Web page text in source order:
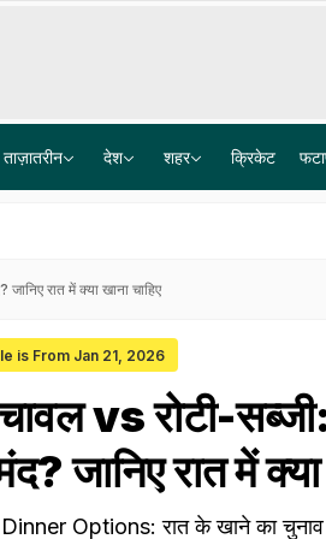
ताज़ातरीन देश शहर क्रिकेट
रात में क्या खाना चाहिए
is From Jan 21, 2026
vs रोटी-
जानिए रात में क्या
Options: रात के खाने का